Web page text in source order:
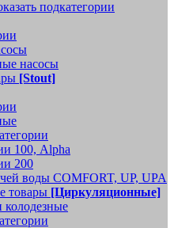
подкатегории
насосы
[Stout]
100, Alpha
200
воды COMFORT, UP, UPA
товары [Циркуляционные]